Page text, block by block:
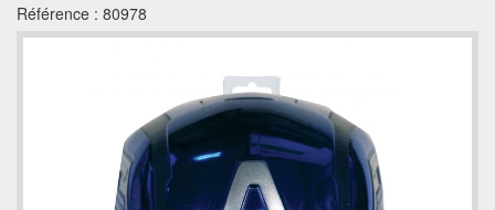
Référence : 80978